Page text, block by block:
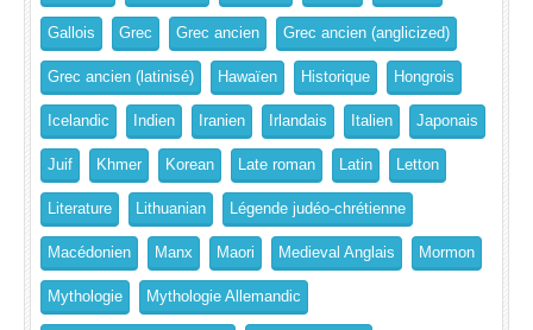
Gallois Grec Grec ancien Grec ancien (anglicized)
Grec ancien (latinisé) Hawaïen Historique Hongrois
Icelandic Indien Iranien Irlandais Italien Japonais
Juif Khmer Korean Late roman Latin Letton
Literature Lithuanian Légende judéo-chrétienne
Macédonien Manx Maori Medieval Anglais Mormon
Mythologie Mythologie Allemandic